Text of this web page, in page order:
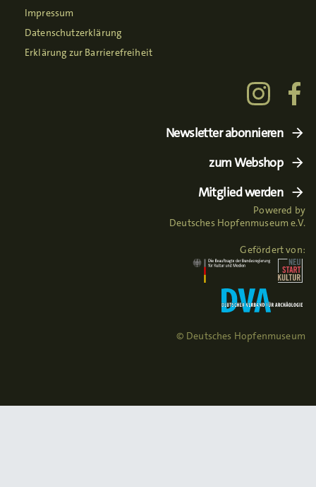
Impressum
Datenschutzerklärung
Erklärung zur Barrierefreiheit
Newsletter abonnieren
zum Webshop
Mitglied werden
Powered by
Deutsches Hopfenmuseum e.V.
Gefördert von:
© Deutsches Hopfenmuseum